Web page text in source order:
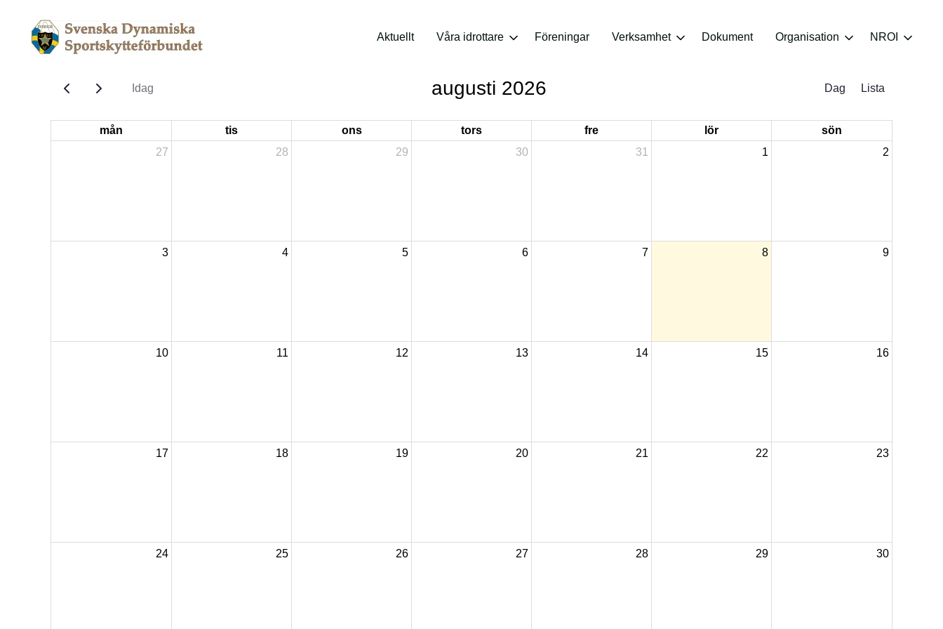
Aktuellt Våra idrottare Föreningar Verksamhet Dokument Organisation NROI
Idag augusti 2026 Dag Lista
mån tis ons tors fre lör
sön
27
28 29 30 31 1 2
3 4 5 6 7 8 9
10 11 12 13 14 15 16
17 18 19 20 21 22 23
24 25 26 27 28 29 30